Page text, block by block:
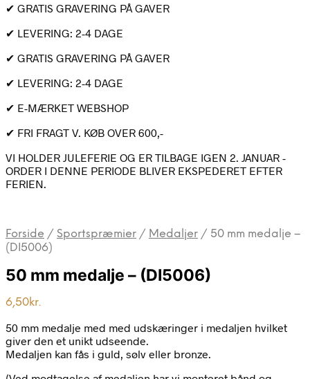
✔ GRATIS GRAVERING PÅ GAVER
✔ LEVERING: 2-4 DAGE
✔ GRATIS GRAVERING PÅ GAVER
✔ LEVERING: 2-4 DAGE
✔ E-MÆRKET WEBSHOP
✔ FRI FRAGT V. KØB OVER 600,-
VI HOLDER JULEFERIE OG ER TILBAGE IGEN 2. JANUAR -
ORDER I DENNE PERIODE BLIVER EKSPEDERET EFTER
FERIEN.
Forside / Sportspræmier / Medaljer / 50 mm medalje –
(DI5006)
50 mm medalje – (DI5006)
6,50kr.
50 mm medalje med med udskæringer i medaljen hvilket
giver den et unikt udseende.
Medaljen kan fås i guld, sølv eller bronze.